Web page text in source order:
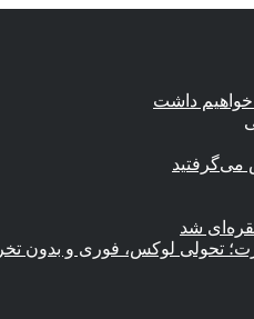
خواهیم داشت
می‌گرفتید
شد
تحولی لوکس، فوری و بدون